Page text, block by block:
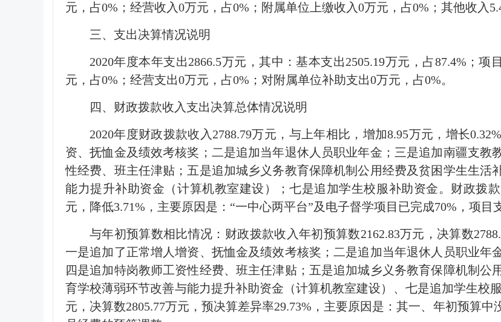
元，占0%；经营收入0万元，占0%；附属单位上缴收入0万元，占0%；其他收入
三、支出决算情况说明
2020年度本年支出2866.5万元，其中：基本支出2505.19万元，占87.4%；项
元，占0%；经营支出0万元，占0%；对附属单位补助支出0万元，占0%。
四、财政拨款收入支出决算总体情况说明
2020年度财政拨款收入2788.79万元，与上年相比，增加8.95万元，增长
资、抚恤金及绩效考核奖；二是追加当年退休人员职业年金；三是追加南疆支教
性经费、班主任津贴；五是追加城乡义务教育保障机制公用经费及贫困学生生活
能力提升补助资金（计算机教室建设）；七是追加学生校服补助资金。财政拨
元，降低3.71%，主要原因是：“一中心两平台”及电子督学项目已完成70%，项目
与年初预算数相比情况：财政拨款收入年初预算数2162.83万元，决算数
一是追加了正常增人增资、抚恤金及绩效考核奖；二是追加当年退休人员职业年
四是追加特岗教师工资性经费、班主任津贴；五是追加城乡义务教育保障机制公
育学校薄弱环节改善与能力提升补助资金（计算机教室建设）、七是追加学生校
元，决算数2805.77万元，预决算差异率29.73%，主要原因是：其一、年初预算